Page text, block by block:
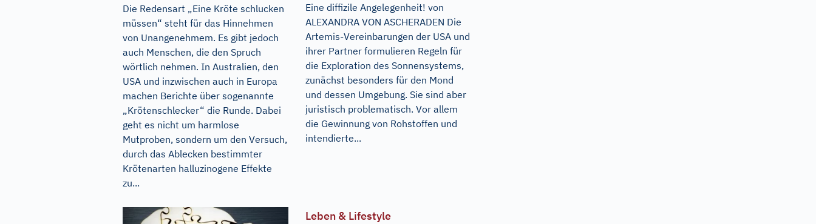
Die Redensart „Eine Kröte schlucken
müssen“ steht für das Hinnehmen
von Unangenehmem. Es gibt jedoch
auch Menschen, die den Spruch
wörtlich nehmen. In Australien, den
USA und inzwischen auch in Europa
machen Berichte über sogenannte
„Krötenschlecker“ die Runde. Dabei
geht es nicht um harmlose
Mutproben, sondern um den Versuch,
durch das Ablecken bestimmter
Krötenarten halluzinogene Effekte
zu...
Eine diffizile Angelegenheit! von
ALEXANDRA VON ASCHERADEN Die
Artemis-Vereinbarungen der USA und
ihrer Partner formulieren Regeln für
die Exploration des Sonnensystems,
zunächst besonders für den Mond
und dessen Umgebung. Sie sind aber
juristisch problematisch. Vor allem
die Gewinnung von Rohstoffen und
intendierte...
Leben & Lifestyle